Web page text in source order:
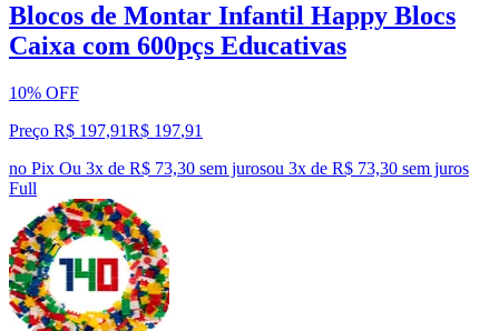
Blocos de Montar Infantil Happy Blocs
Caixa com 600pçs Educativas
10% OFF
Preço R$ 197,91R$ 197,91
no Pix Ou 3x de R$ 73,30 sem jurosou 3x de R$ 73,30 sem juros
Full